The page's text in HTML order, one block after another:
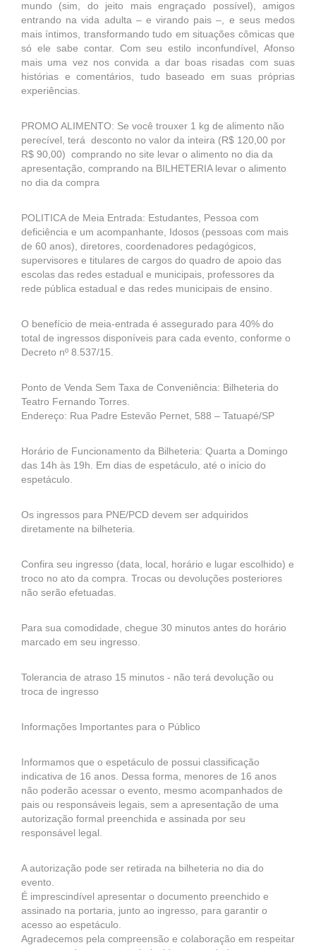
mundo (sim, do jeito mais engraçado possível), amigos
entrando na vida adulta – e virando pais –, e seus medos
mais íntimos, transformando tudo em situações cômicas que
só ele sabe contar. Com seu estilo inconfundível, Afonso
mais uma vez nos convida a dar boas risadas com suas
histórias e comentários, tudo baseado em suas próprias
experiências.
PROMO ALIMENTO: Se você trouxer 1 kg de alimento não
perecível, terá desconto no valor da inteira (R$ 120,00 por
R$ 90,00) comprando no site levar o alimento no dia da
apresentação, comprando na BILHETERIA levar o alimento
no dia da compra
POLITICA de Meia Entrada: Estudantes, Pessoa com
deficiência e um acompanhante, Idosos (pessoas com mais
de 60 anos), diretores, coordenadores pedagógicos,
supervisores e titulares de cargos do quadro de apoio das
escolas das redes estadual e municipais, professores da
rede pública estadual e das redes municipais de ensino.
O benefício de meia-entrada é assegurado para 40% do
total de ingressos disponíveis para cada evento, conforme o
Decreto nº 8.537/15.
Ponto de Venda Sem Taxa de Conveniência: Bilheteria do
Teatro Fernando Torres.
Endereço: Rua Padre Estevão Pernet, 588 – Tatuapé/SP
Horário de Funcionamento da Bilheteria: Quarta a Domingo
das 14h às 19h. Em dias de espetáculo, até o início do
espetáculo.
Os ingressos para PNE/PCD devem ser adquiridos
diretamente na bilheteria.
Confira seu ingresso (data, local, horário e lugar escolhido) e
troco no ato da compra. Trocas ou devoluções posteriores
não serão efetuadas.
Para sua comodidade, chegue 30 minutos antes do horário
marcado em seu ingresso.
Tolerancia de atraso 15 minutos - não terá devolução ou
troca de ingresso
Informações Importantes para o Público
Informamos que o espetáculo de possui classificação
indicativa de 16 anos. Dessa forma, menores de 16 anos
não poderão acessar o evento, mesmo acompanhados de
pais ou responsáveis legais, sem a apresentação de uma
autorização formal preenchida e assinada por seu
responsável legal.
A autorização pode ser retirada na bilheteria no dia do
evento.
É imprescindível apresentar o documento preenchido e
assinado na portaria, junto ao ingresso, para garantir o
acesso ao espetáculo.
Agradecemos pela compreensão e colaboração em respeitar